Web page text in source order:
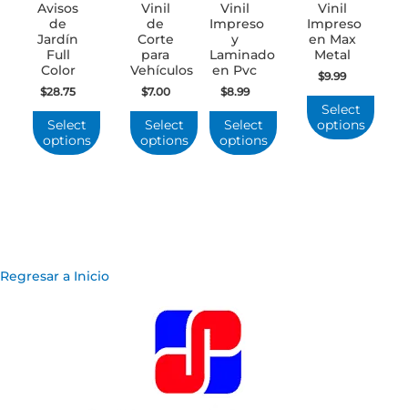
Avisos
de
Jardín
Full
Color
$28.75
Select
options
Vinil
de
Corte
para
Vehículos
$7.00
Select
options
Vinil
Impreso
y
Laminado
en Pvc
$8.99
Select
options
Vinil
Impreso
en Max
Metal
$9.99
Select
options
Regresar a Inicio